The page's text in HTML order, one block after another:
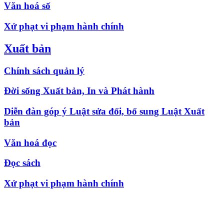
Văn hoá số
Xử phạt vi phạm hành chính
Xuất bản
Chính sách quản lý
Đời sống Xuất bản, In và Phát hành
Diễn đàn góp ý Luật sửa đổi, bổ sung Luật Xuất
bản
Văn hoá đọc
Đọc sách
Xử phạt vi phạm hành chính